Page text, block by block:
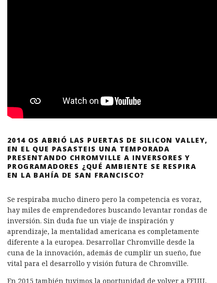
2014 OS ABRIÓ LAS PUERTAS DE SILICON VALLEY,
EN EL QUE PASASTEIS UNA TEMPORADA
PRESENTANDO CHROMVILLE A INVERSORES Y
PROGRAMADORES ¿QUÉ AMBIENTE SE RESPIRA
EN LA BAHÍA DE SAN FRANCISCO?
Se respiraba mucho dinero pero la competencia es voraz,
hay miles de emprendedores buscando levantar rondas de
inversión. Sin duda fue un viaje de inspiración y
aprendizaje, la mentalidad americana es completamente
diferente a la europea. Desarrollar Chromville desde la
cuna de la innovación, además de cumplir un sueño, fue
vital para el desarrollo y visión futura de Chromville.
En 2015 también tuvimos la oportunidad de volver a EEUU,